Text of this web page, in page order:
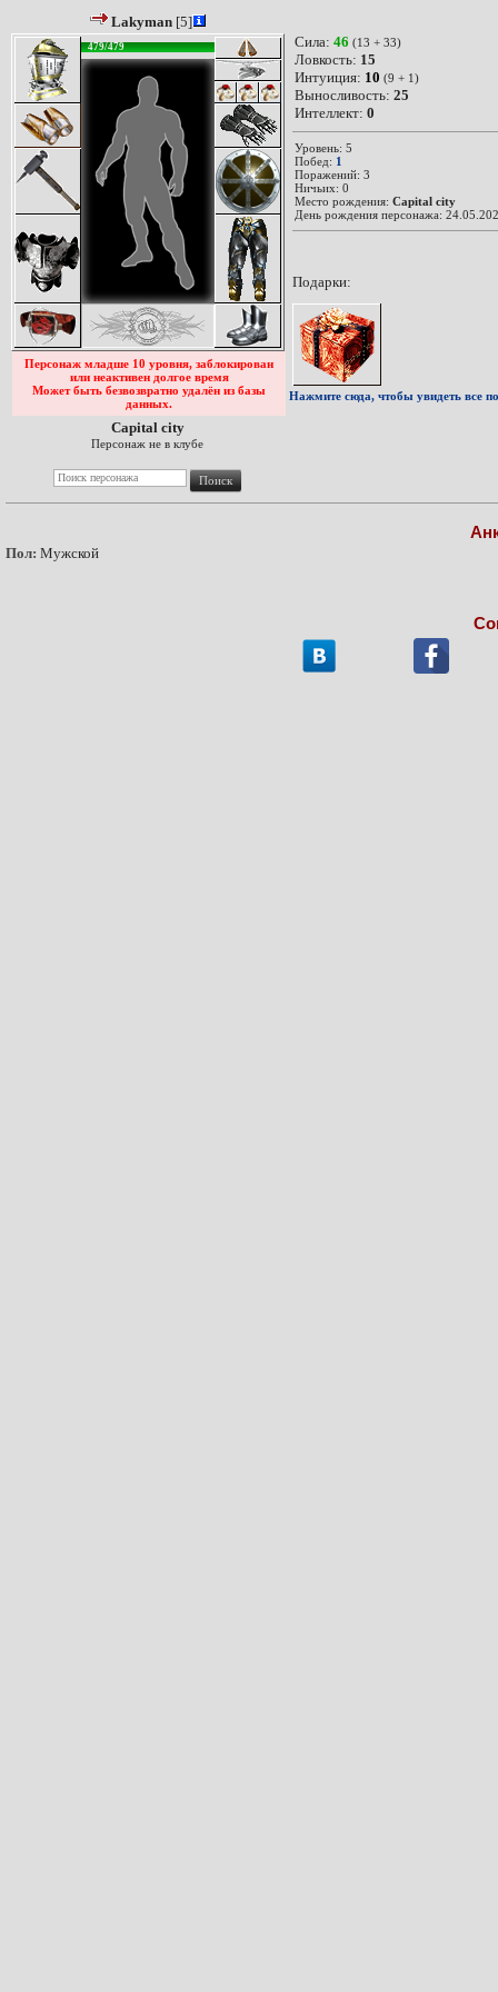
Lakyman [5]
479/479
Персонаж младше 10 уровня, заблокирован
или неактивен долгое время
Может быть безвозвратно удалён из базы
данных.
Capital city
Персонаж не в клубе
Сила: 46 (13 + 33)
Ловкость: 15
Интуиция: 10 (9 + 1)
Выносливость: 25
Интеллект: 0
Уровень: 5
Побед: 1
Поражений: 3
Ничьих: 0
Место рождения: Capital city
День рождения персонажа:
Подарки:
Нажмите сюда, чтобы увидеть все
Пол: Мужской